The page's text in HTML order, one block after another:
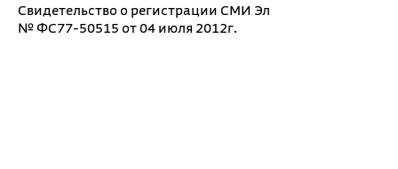
Свидетельство о регистрации СМИ Эл
№ ФС77-50515 от 04 июля 2012г.